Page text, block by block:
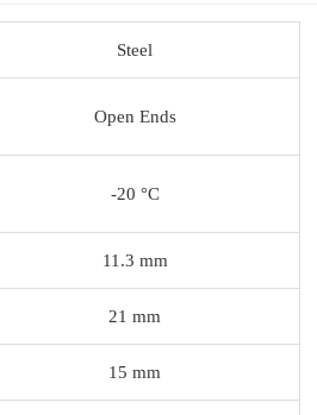
Steel
Open Ends
-20 °C
11.3 mm
21 mm
15 mm